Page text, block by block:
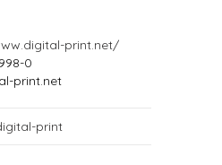
print.net/
0
print.net
print